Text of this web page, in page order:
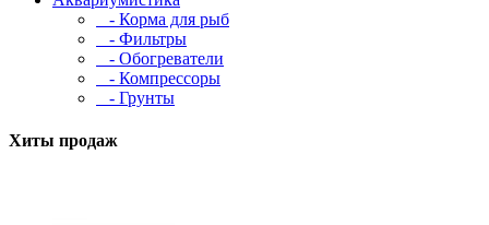
- Корма для рыб
- Фильтры
- Обогреватели
- Компрессоры
- Грунты
Хиты продаж